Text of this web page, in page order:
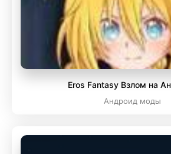
Eros Fantasy Взлом на
Андроид моды